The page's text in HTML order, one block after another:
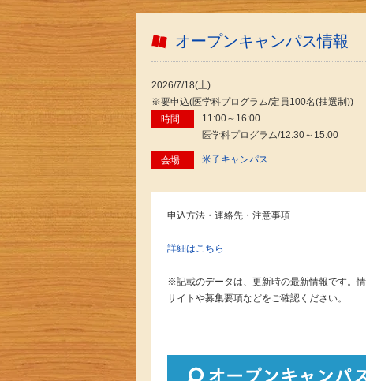
オープンキャンパス情報
2026/7/18(土)
※要申込(医学科プログラム/定員100名(抽選制))
時間
11:00～16:00
医学科プログラム/12:30～15:00
会場 米子キャンパス
申込方法・連絡先・注意事項
詳細はこちら
※記載のデータは、更新時の最新情報です。
サイトや募集要項などをご確認ください。